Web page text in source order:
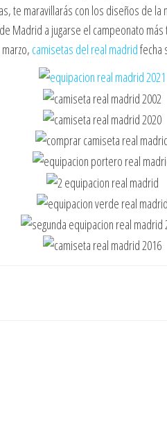
te maravillarás con los diseños de la
Madrid a jugarse el campeonato
camisetas del real madridfecha